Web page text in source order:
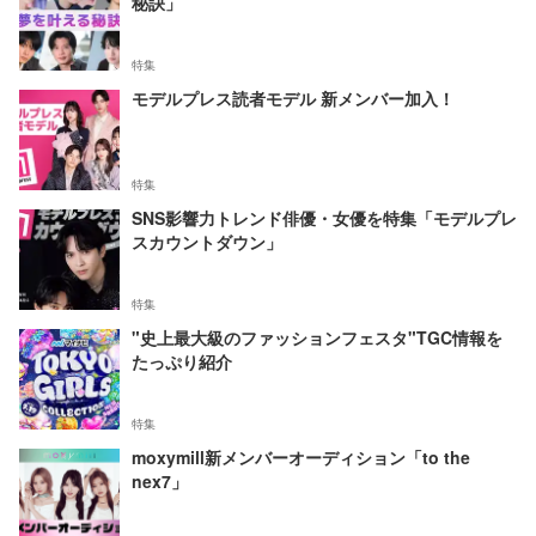
特集
モデルプレス読者モデル 新メンバー加入！
特集
SNS影響力トレンド俳優・女優を特集「モデルプレ
スカウントダウン」
特集
"史上最大級のファッションフェスタ"TGC情報を
たっぷり紹介
特集
moxymill新メンバーオーディション「to the
nex7」